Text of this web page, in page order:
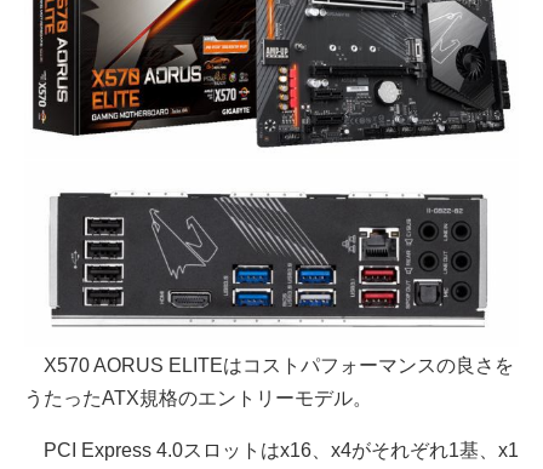
X570 AORUS ELITEはコストパフォーマンスの良さを
うたったATX規格のエントリーモデル。
PCI Express 4.0スロットはx16、x4がそれぞれ1基、x1